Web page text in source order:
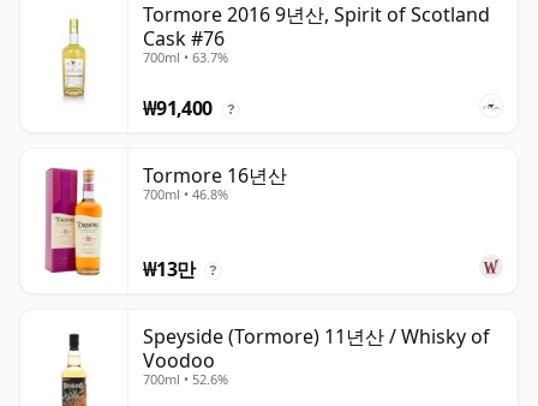
Tormore 2016 9년산, Spirit of Scotland
Cask #76
700ml • 63.7%
₩91,400 ?
Tormore 16년산
700ml • 46.8%
₩13만 ?
Speyside (Tormore) 11년산 / Whisky of
Voodoo
700ml • 52.6%